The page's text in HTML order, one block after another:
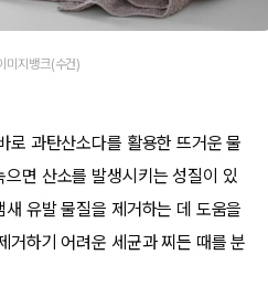
지뱅크(수건)
로 과탄산소다를 활용한 뜨거운 물
면 산소를 발생시키는 성질이 있
유발 물질을 제거하는 데 도움을
거하기 어려운 세균과 찌든 때를 분